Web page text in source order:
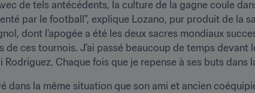
de tels antécédents, la culture de la gagne coule
par le football", explique Lozano, pur produit de la
dont l'apogée a été les deux sacres mondiaux
de ces tournois. J'ai passé beaucoup de temps
Rodriguez. Chaque fois que je repense à ses buts dans
dans la même situation que son ami et ancien